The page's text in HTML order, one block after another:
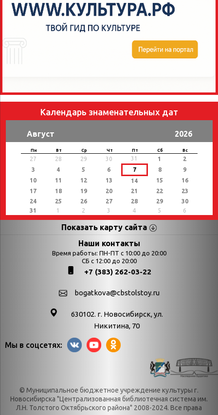
Календарь знаменательных дат
Август 2026
Пн Вт Ср Чт Пт Сб Вс
27 28 29 30 31 1
2
3
4 5 6 7 8
9
10
11 12 13 14 15
16
17
18 19 20 21 22
23
24
25 26 27 28 29
30
31
1 2 3 4 5 6
Показать карту сайта
Страницы Категории
Календарь
Богатков
Новости
Категории
Выставки
День в истории
День в истории.
День в истории.
Декабрь
День в истории.
Июль
День в истории.
Наши контакты
Время работы: ПН-ПТ с 10:00 до 20:00
СБ с 12:00 до 20:00
+7 (383) 262-03-22
bogatkova@cbstolstoy.ru
630102. г. Новосибирск, ул.
Никитина, 70
Мы в соцсетях:
© Муниципальное бюджетное учреждение культуры г.
Новосибирска "Централизованная библиотечная система им.
Л.Н. Толстого Октябрьского района" 2008-2024. Все права